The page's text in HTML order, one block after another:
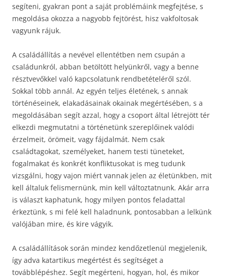
segíteni, gyakran pont a saját problémáink megfejtése, s
megoldása okozza a nagyobb fejtörést, hisz vakfoltosak
vagyunk rájuk.
A családállítás a nevével ellentétben nem csupán a
családunkról, abban betöltött helyünkről, vagy a benne
résztvevőkkel való kapcsolatunk rendbetételéről szól.
Sokkal több annál. Az egyén teljes életének, s annak
történéseinek, elakadásainak okainak megértésében, s a
megoldásában segít azzal, hogy a csoport által létrejött tér
elkezdi megmutatni a történetünk szereplőinek valódi
érzelmeit, örömeit, vagy fájdalmát. Nem csak
családtagokat, személyeket, hanem testi tüneteket,
fogalmakat és konkrét konfliktusokat is meg tudunk
vizsgálni, hogy vajon miért vannak jelen az életünkben, mit
kell általuk felismernünk, min kell változtatnunk. Akár arra
is választ kaphatunk, hogy milyen pontos feladattal
érkeztünk, s mi felé kell haladnunk, pontosabban a lelkünk
valójában mire, és kire vágyik.
A családállítások során mindez kendőzetlenül megjelenik,
így adva katartikus megértést és segítséget a
továbblépéshez. Segít megérteni, hogyan, hol, és mikor